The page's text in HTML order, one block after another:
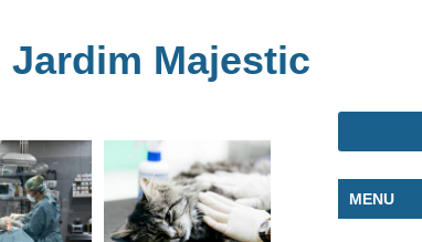
Veterinária Popular Caçapava
Clínica
de Eletrocardiograma em Animais
Exame de
de Eletrocardiograma em Cães
Exame de
de Eletrocardiograma para Animais
Exame de
Jardim Majestic
MENU